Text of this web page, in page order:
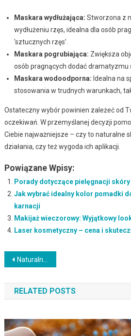
Maskara wydłużająca: Stworzona z
wydłużeniu rzęs, idealna dla osób
'sztucznych rzęs’.
Maskara pogrubiająca: Zwiększa
osób pragnących dodać dramatyzmu
Maskara wodoodporna: Idealna na
stosowania w trudnych warunkach,
Ostateczny wybór powinien zależeć od
oczekiwań. W przemyślanej decyzji
Ciebie najważniejsze – czy to naturalne
działania, czy też wygoda ich aplikacji.
Powiązane Wpisy:
Porady dotyczące pielęgnacji
Jak wybrać idealny kolor pomadki
karnacji
Makijaż wieczorowy: Wyjątkowy
Laser kosmetyczny – cena i
Nawigacja
wpisu
Naturalne metody redukcji cellulitu
RELATED POSTS